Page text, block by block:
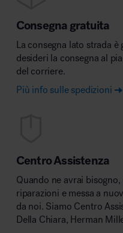
Consegna gratuita
La consegna lato strada
desideri la consegna al
del corriere.
Più info sulle spedizioni
Centro Assistenza
Quando ne avrai
riparazioni e messa a
da noi. Siamo Centro
Della Chiara, Herman